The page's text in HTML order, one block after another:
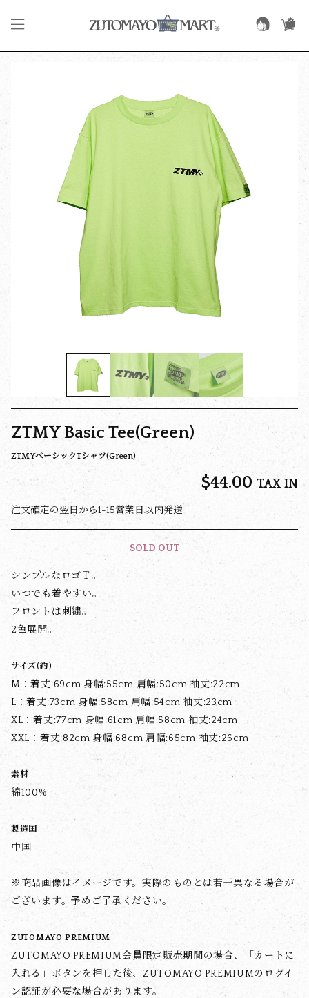
ZTMY Basic Tee(Green)
ZTMYベーシックTシャツ(Green)
$‌44.00 TAX IN
注文確定の翌日から1-15営業日以内発送
SOLD OUT
シンプルなロゴＴ。
いつでも着やすい。
フロントは刺繍。
2色展開。
サイズ(約)
M：着丈:69cm 身幅:55cm 肩幅:50cm 袖丈:22cm
L：着丈:73cm 身幅:58cm 肩幅:54cm 袖丈:23cm
XL：着丈:77cm 身幅:61cm 肩幅:58cm 袖丈:24cm
XXL：着丈:82cm 身幅:68cm 肩幅:65cm 袖丈:26cm
素材
綿100%
製造国
中国
※商品画像はイメージです。実際のものとは若干異なる場合が
ございます。予めご了承ください。
ZUTOMAYO PREMIUM
ZUTOMAYO PREMIUM会員限定販売期間の場合、「カートに
入れる」ボタンを押した後、ZUTOMAYO PREMIUMのログイ
ン認証が必要な場合があります。